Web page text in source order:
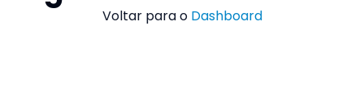
Voltar para o Dashboard